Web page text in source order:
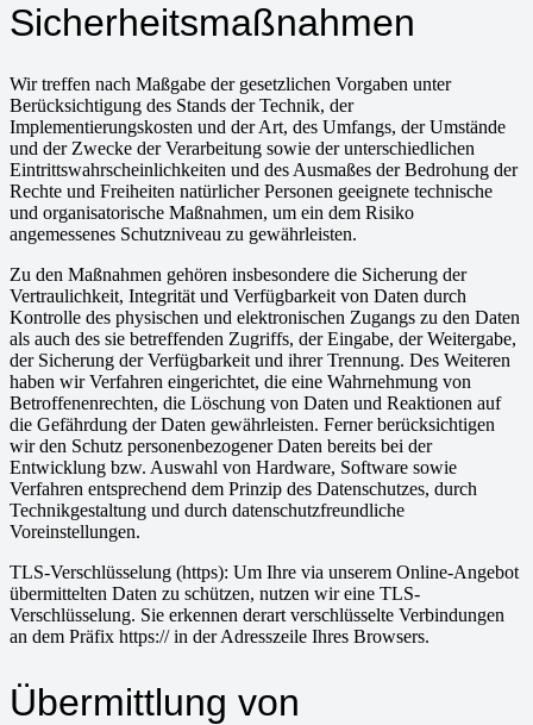
Sicherheitsmaßnahmen
Wir treffen nach Maßgabe der gesetzlichen Vorgaben unter
Berücksichtigung des Stands der Technik, der
Implementierungskosten und der Art, des Umfangs, der Umstände
und der Zwecke der Verarbeitung sowie der unterschiedlichen
Eintrittswahrscheinlichkeiten und des Ausmaßes der Bedrohung der
Rechte und Freiheiten natürlicher Personen geeignete technische
und organisatorische Maßnahmen, um ein dem Risiko
angemessenes Schutzniveau zu gewährleisten.
Zu den Maßnahmen gehören insbesondere die Sicherung der
Vertraulichkeit, Integrität und Verfügbarkeit von Daten durch
Kontrolle des physischen und elektronischen Zugangs zu den Daten
als auch des sie betreffenden Zugriffs, der Eingabe, der Weitergabe,
der Sicherung der Verfügbarkeit und ihrer Trennung. Des Weiteren
haben wir Verfahren eingerichtet, die eine Wahrnehmung von
Betroffenenrechten, die Löschung von Daten und Reaktionen auf
die Gefährdung der Daten gewährleisten. Ferner berücksichtigen
wir den Schutz personenbezogener Daten bereits bei der
Entwicklung bzw. Auswahl von Hardware, Software sowie
Verfahren entsprechend dem Prinzip des Datenschutzes, durch
Technikgestaltung und durch datenschutzfreundliche
Voreinstellungen.
TLS-Verschlüsselung (https): Um Ihre via unserem Online-Angebot
übermittelten Daten zu schützen, nutzen wir eine TLS-
Verschlüsselung. Sie erkennen derart verschlüsselte Verbindungen
an dem Präfix https:// in der Adresszeile Ihres Browsers.
Übermittlung von